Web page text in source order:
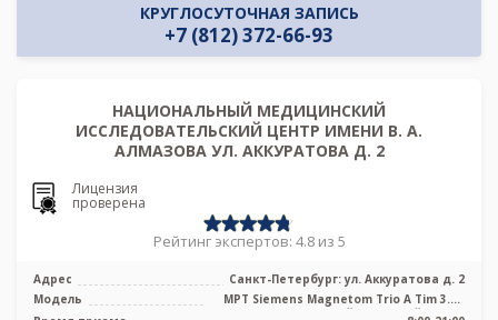
КРУГЛОСУТОЧНАЯ ЗАПИСЬ
+7 (812) 372-66-93
НАЦИОНАЛЬНЫЙ МЕДИЦИНСКИЙ
ИССЛЕДОВАТЕЛЬСКИЙ ЦЕНТР ИМЕНИ В. А.
АЛМАЗОВА УЛ. АККУРАТОВА Д. 2
Лицензия
проверена
Рейтинг экспертов: 4.8 из 5
Адрес
Санкт-Петербург: ул. Аккуратова д. 2
Модель
МРТ Siemens Magnetom Trio A Tim 3.0Т
сверхвысокопольный закрытый тип, ...